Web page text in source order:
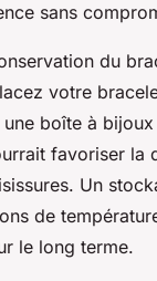
sans
du
votre
boîte à
favoriser la
Un
de
le long terme.